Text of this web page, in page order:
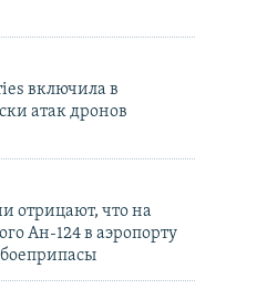
включила в
атак дронов
отрицают, что на
Ан-124 в аэропорту